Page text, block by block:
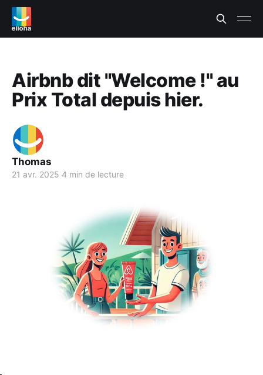
Airbnb dit "Welcome !" au
Prix Total depuis hier.
Thomas
21 avr. 2025 4 min de lecture